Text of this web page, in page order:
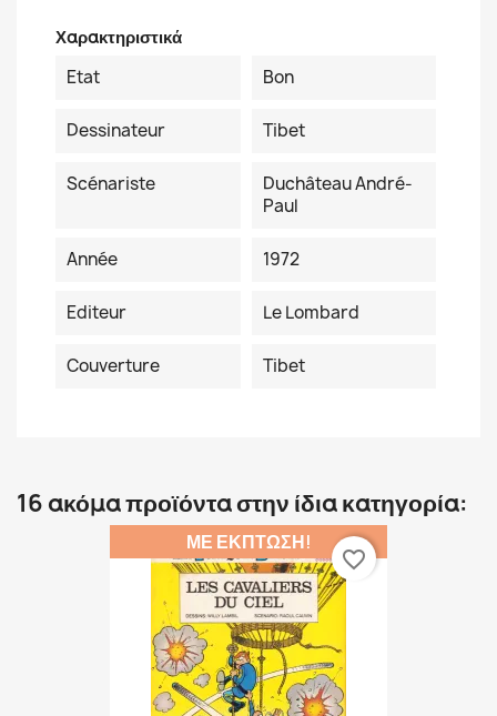
Χαρακτηριστικά
Etat
Bon
Dessinateur Tibet
Scénariste
Duchâteau André-
Paul
Année 1972
Editeur Le Lombard
Couverture Tibet
16 ακόμα προϊόντα στην ίδια κατηγορία:
ΜΕ ΈΚΠΤΩΣΗ!
favorite_border